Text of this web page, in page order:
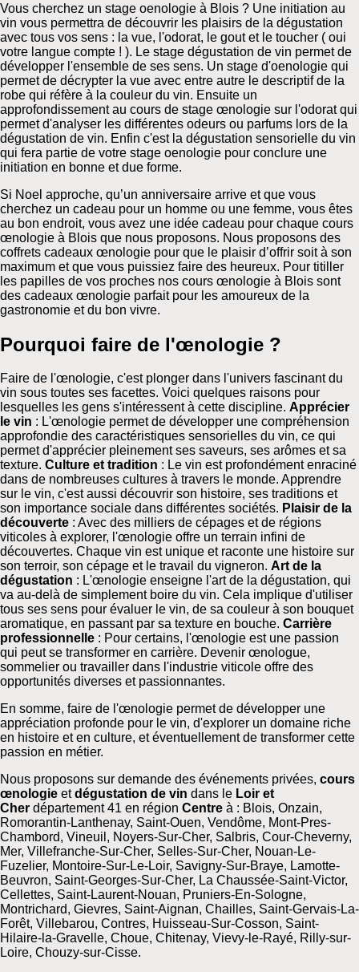
Vous cherchez un stage oenologie à Blois ? Une initiation au
vin vous permettra de découvrir les plaisirs de la dégustation
avec tous vos sens : la vue, l'odorat, le gout et le toucher ( oui
votre langue compte ! ). Le stage dégustation de vin permet de
développer l'ensemble de ses sens. Un stage d'oenologie qui
permet de décrypter la vue avec entre autre le descriptif de la
robe qui réfère à la couleur du vin. Ensuite un
approfondissement au cours de stage œnologie sur l'odorat qui
permet d'analyser les différentes odeurs ou parfums lors de la
dégustation de vin. Enfin c'est la dégustation sensorielle du vin
qui fera partie de votre stage oenologie pour conclure une
initiation en bonne et due forme.
Si Noel approche, qu’un anniversaire arrive et que vous
cherchez un cadeau pour un homme ou une femme, vous êtes
au bon endroit, vous avez une idée cadeau pour chaque cours
œnologie à Blois que nous proposons. Nous proposons des
coffrets cadeaux œnologie pour que le plaisir d’offrir soit à son
maximum et que vous puissiez faire des heureux. Pour titiller
les papilles de vos proches nos cours œnologie à Blois sont
des cadeaux œnologie parfait pour les amoureux de la
gastronomie et du bon vivre.
Pourquoi faire de l'œnologie ?
Faire de l'œnologie, c'est plonger dans l'univers fascinant du
vin sous toutes ses facettes. Voici quelques raisons pour
lesquelles les gens s'intéressent à cette discipline. Apprécier
le vin : L'œnologie permet de développer une compréhension
approfondie des caractéristiques sensorielles du vin, ce qui
permet d'apprécier pleinement ses saveurs, ses arômes et sa
texture. Culture et tradition : Le vin est profondément enraciné
dans de nombreuses cultures à travers le monde. Apprendre
sur le vin, c'est aussi découvrir son histoire, ses traditions et
son importance sociale dans différentes sociétés. Plaisir de la
découverte : Avec des milliers de cépages et de régions
viticoles à explorer, l'œnologie offre un terrain infini de
découvertes. Chaque vin est unique et raconte une histoire sur
son terroir, son cépage et le travail du vigneron. Art de la
dégustation : L'œnologie enseigne l'art de la dégustation, qui
va au-delà de simplement boire du vin. Cela implique d'utiliser
tous ses sens pour évaluer le vin, de sa couleur à son bouquet
aromatique, en passant par sa texture en bouche. Carrière
professionnelle : Pour certains, l'œnologie est une passion
qui peut se transformer en carrière. Devenir œnologue,
sommelier ou travailler dans l'industrie viticole offre des
opportunités diverses et passionnantes.
En somme, faire de l'œnologie permet de développer une
appréciation profonde pour le vin, d'explorer un domaine riche
en histoire et en culture, et éventuellement de transformer cette
passion en métier.
Nous proposons sur demande des événements privées, cours
œnologie etdégustation de vin dans le Loir et
Cher département 41 en région Centre à : Blois, Onzain,
Romorantin-Lanthenay, Saint-Ouen, Vendôme, Mont-Pres-
Chambord, Vineuil, Noyers-Sur-Cher, Salbris, Cour-Cheverny,
Mer, Villefranche-Sur-Cher, Selles-Sur-Cher, Nouan-Le-
Fuzelier, Montoire-Sur-Le-Loir, Savigny-Sur-Braye, Lamotte-
Beuvron, Saint-Georges-Sur-Cher, La Chaussée-Saint-Victor,
Cellettes, Saint-Laurent-Nouan, Pruniers-En-Sologne,
Montrichard, Gievres, Saint-Aignan, Chailles, Saint-Gervais-La-
Forêt, Villebarou, Contres, Huisseau-Sur-Cosson, Saint-
Hilaire-la-Gravelle, Choue, Chitenay, Vievy-le-Rayé, Rilly-sur-
Loire, Chouzy-sur-Cisse.